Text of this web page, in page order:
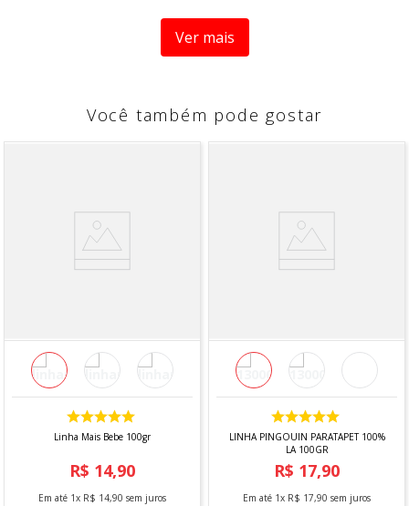
50 metros
Imagens meramente ilustrativas, as cores devem ser
utilizadas apenas como referência.
Ver mais
Você também pode gostar
Linha Mais Bebe 100gr
R$ 14,90
Em até 1x R$ 14,90 sem juros
LINHA PINGOUIN PARATAPET 100%
LA 100GR
R$ 17,90
Em até 1x R$ 17,90 sem juros